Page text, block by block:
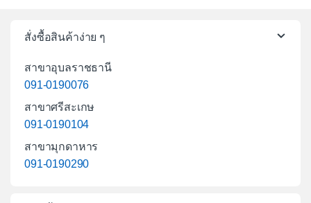
สั่งซื้อสินค้าง่าย ๆ
สาขาอุบลราชธานี
091-0190076
สาขาศรีสะเกษ
091-0190104
สาขามุกดาหาร
091-0190290